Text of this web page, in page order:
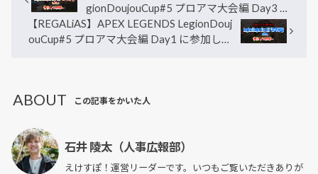
gionDoujouCup#5 プロアマ大会編 Day3 に
参加してきました！
【REGALiAS】APEX LEGENDS LegionDouj
ouCup#5 プロアマ大会編 Day1 に参加して
ABOUT この記事をかいた人
石井 陵太（人事広報部）
えけすぽ！運営リーダーです。いつもご覧いただきありが